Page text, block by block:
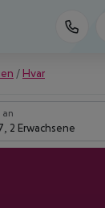
/ Hvar
an
2 Erwachsene